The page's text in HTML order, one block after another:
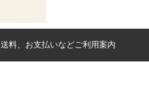
送料、お支払いなどご利用案内